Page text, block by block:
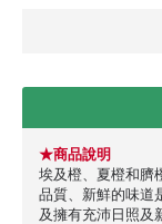
★商品說明
埃及橙、夏橙和臍
品質、新鮮的味道
及擁有充沛日照及